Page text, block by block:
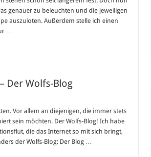
genauer zu beleuchten und die jeweiligen
auszuloten. Außerdem stelle ich einen
…
Der Wolfs-Blog
Vor allem an diejenigen, die immer stets
sein möchten. Der Wolfs-Blog! Ich habe
die das Internet so mit sich bringt,
der Wolfs-Blog: Der Blog …